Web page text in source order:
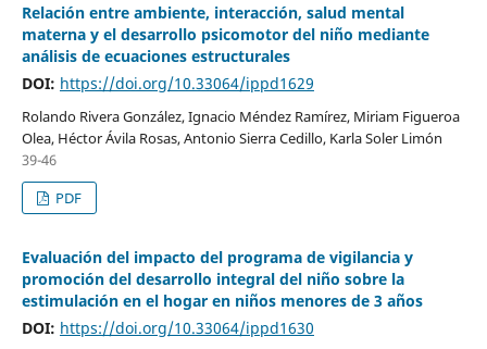
Relación entre ambiente, interacción, salud mental
materna y el desarrollo psicomotor del niño mediante
análisis de ecuaciones estructurales
DOI: https://doi.org/10.33064/ippd1629
Rolando Rivera González, Ignacio Méndez Ramírez, Miriam Figueroa
Olea, Héctor Ávila Rosas, Antonio Sierra Cedillo, Karla Soler Limón
39-46
PDF
Evaluación del impacto del programa de vigilancia y
promoción del desarrollo integral del niño sobre la
estimulación en el hogar en niños menores de 3 años
DOI: https://doi.org/10.33064/ippd1630